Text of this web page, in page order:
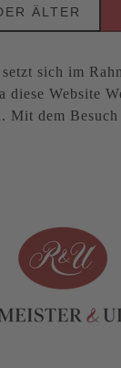
ÄLTER
sich im
diese Website
dem Besuch